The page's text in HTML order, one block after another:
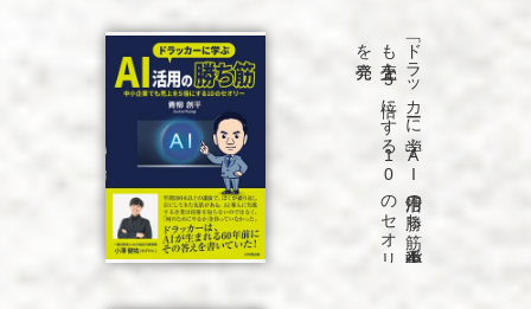
「ド
ラ
ッ
カ
ーに
学ぶ
A
I
活用の
勝ち
筋
中小企業で
も
売上を
5
倍に
す
る
1
0
の
セ
オ
リ
ー」
を
発売